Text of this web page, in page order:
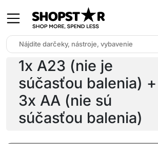
1x A23 (nie je
súčasťou balenia) +
3x AA (nie sú
súčasťou balenia)